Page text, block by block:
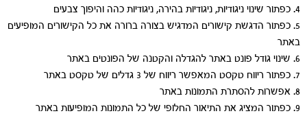
4. כפתור שינוי ניגודיות, ניגודיות בהירה, ניגודיות כהה והיפוך צבעים
5. כפתור הדגשת קישורים המדגיש בצורה ברורה את כל הקישורים המופיעים
באתר
6. שינוי גודל פונט באתר להגדלה והקטנה של הפונטים באתר
7. כפתור ריווח טקסט המאפשר ריווח של 3 גדלים של טקסט באתר
8. אפשרות להסתרת התמונות באתר
9. כפתור המציג את התיאור החלופי של כל התמונות המופיעות באתר